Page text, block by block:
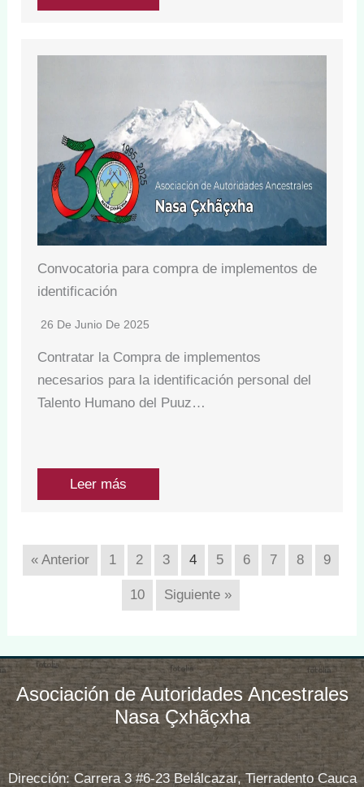
Convocatoria para compra de implementos de
identificación
26 De Junio De 2025
Contratar la Compra de implementos
necesarios para la identificación personal del
Talento Humano del Puuz…
Leer más
« Anterior 1 2 3 4 5 6 7 8 9
10 Siguiente »
Asociación de Autoridades Ancestrales
Nasa Çxhãçxha
Dirección: Carrera 3 #6-23 Belálcazar, Tierradento Cauca